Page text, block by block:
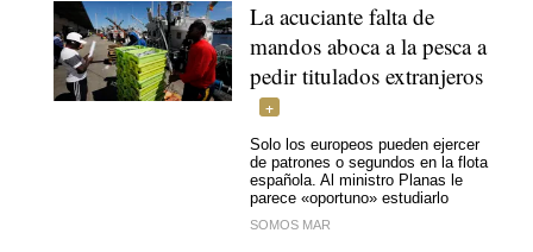
La acuciante falta de
mandos aboca a la pesca a
pedir titulados extranjeros
Solo los europeos pueden ejercer
de patrones o segundos en la flota
española. Al ministro Planas le
parece «oportuno» estudiarlo
SOMOS MAR